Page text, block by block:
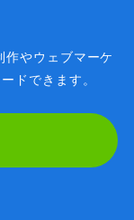
作やウェブマーケ
ドできます。